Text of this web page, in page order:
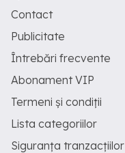
Contact
Publicitate
Întrebări frecvente
Abonament VIP
Termeni și condiții
Lista categoriilor
Siguranța tranzacțiilor